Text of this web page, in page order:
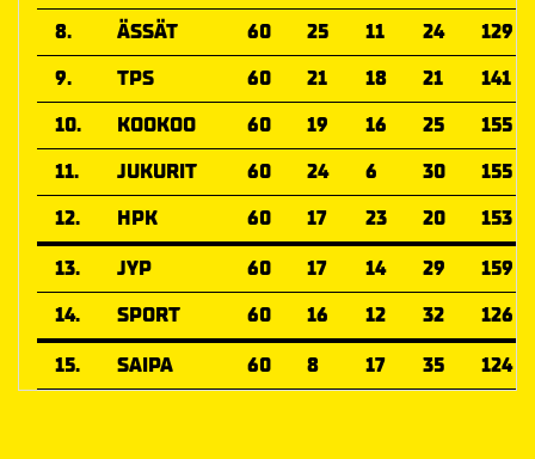
8.
ÄSSÄT 60 25 11 24
129
9.
TPS 60 21 18 21
141
10.
KOOKOO 60 19 16 25
155
11.
JUKURIT 60 24 6 30
155
12.
HPK 60 17 23 20
153
13.
JYP 60 17 14 29
159
14.
SPORT 60 16 12 32
126
15.
SAIPA 60 8 17 35 124